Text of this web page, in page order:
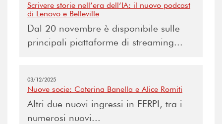
Scrivere storie nell’era dell’IA: il nuovo podcast
di Lenovo e Belleville
Dal 20 novembre è disponibile sulle
principali piattaforme di streaming...
03/12/2025
Nuove socie: Caterina Banella e Alice Romiti
Altri due nuovi ingressi in FERPI, tra i
numerosi nuovi...